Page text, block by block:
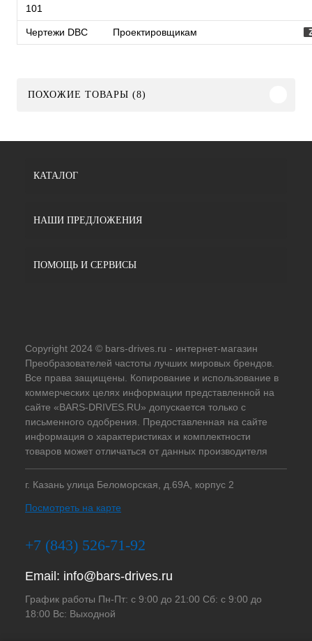
101
Чертежи DBC Проектировщикам
ПОХОЖИЕ ТОВАРЫ (8)
КАТАЛОГ
НАШИ ПРЕДЛОЖЕНИЯ
ПОМОЩЬ И СЕРВИСЫ
Copyright 2024 © bars-drives.ru - интернет-магазин
Преобразователей частоты лучших мировых брендов.
Все права защищены. Копирование и использование в
коммерческих целях информации представленной на
сайте «BARS-DRIVES.RU» допускается только с
письменного одобрения. Предоставленная на сайте
информация о характеристиках и комплектности
товаров может отличаться от данных производителя
г. Казань улица Беломорская, д.69А, корпус 2
Посмотреть на карте
+7 (843) 526-71-92
Email: info@bars-drives.ru
График работы Пн-Пт: с 9:00 до 21:00 Сб: с 9:00 до
18:00 Вс: Выходной